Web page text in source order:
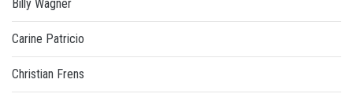
Billy Wagner
Carine Patricio
Christian Frens